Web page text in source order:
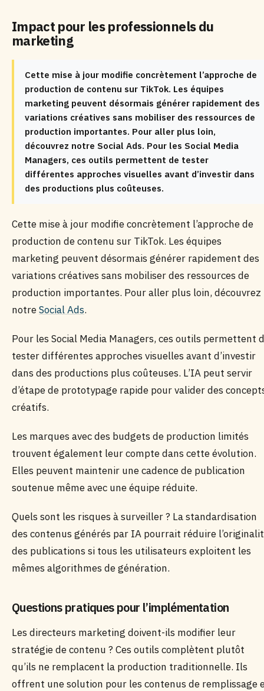
Impact pour les professionnels du
marketing
Cette mise à jour modifie concrètement l’approche de
production de contenu sur TikTok. Les équipes
marketing peuvent désormais générer rapidement des
variations créatives sans mobiliser des ressources de
production importantes. Pour aller plus loin,
découvrez notre Social Ads. Pour les Social Media
Managers, ces outils permettent de tester
différentes approches visuelles avant d’investir dans
des productions plus coûteuses.
Cette mise à jour modifie concrètement l’approche de
production de contenu sur TikTok. Les équipes
marketing peuvent désormais générer rapidement des
variations créatives sans mobiliser des ressources de
production importantes. Pour aller plus loin, découvrez
notreSocial Ads.
Pour les Social Media Managers, ces outils permettent
tester différentes approches visuelles avant d’investir
dans des productions plus coûteuses. L’IA peut servir
d’étape de prototypage rapide pour valider des
créatifs.
Les marques avec des budgets de production limités
trouvent également leur compte dans cette évolution.
Elles peuvent maintenir une cadence de publication
soutenue même avec une équipe réduite.
Quels sont les risques à surveiller ? La standardisation
des contenus générés par IA pourrait réduire
des publications si tous les utilisateurs exploitent les
mêmes algorithmes de génération.
Questions pratiques pour l’implémentation
Les directeurs marketing doivent-ils modifier leur
stratégie de contenu ? Ces outils complètent plutôt
qu’ils ne remplacent la production traditionnelle. Ils
offrent une solution pour les contenus de remplissage